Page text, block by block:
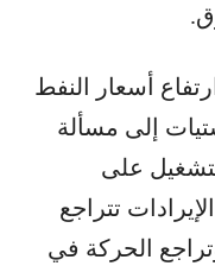
أسعار النفط
إلى مسألة
على
تتراجع
الحركة في